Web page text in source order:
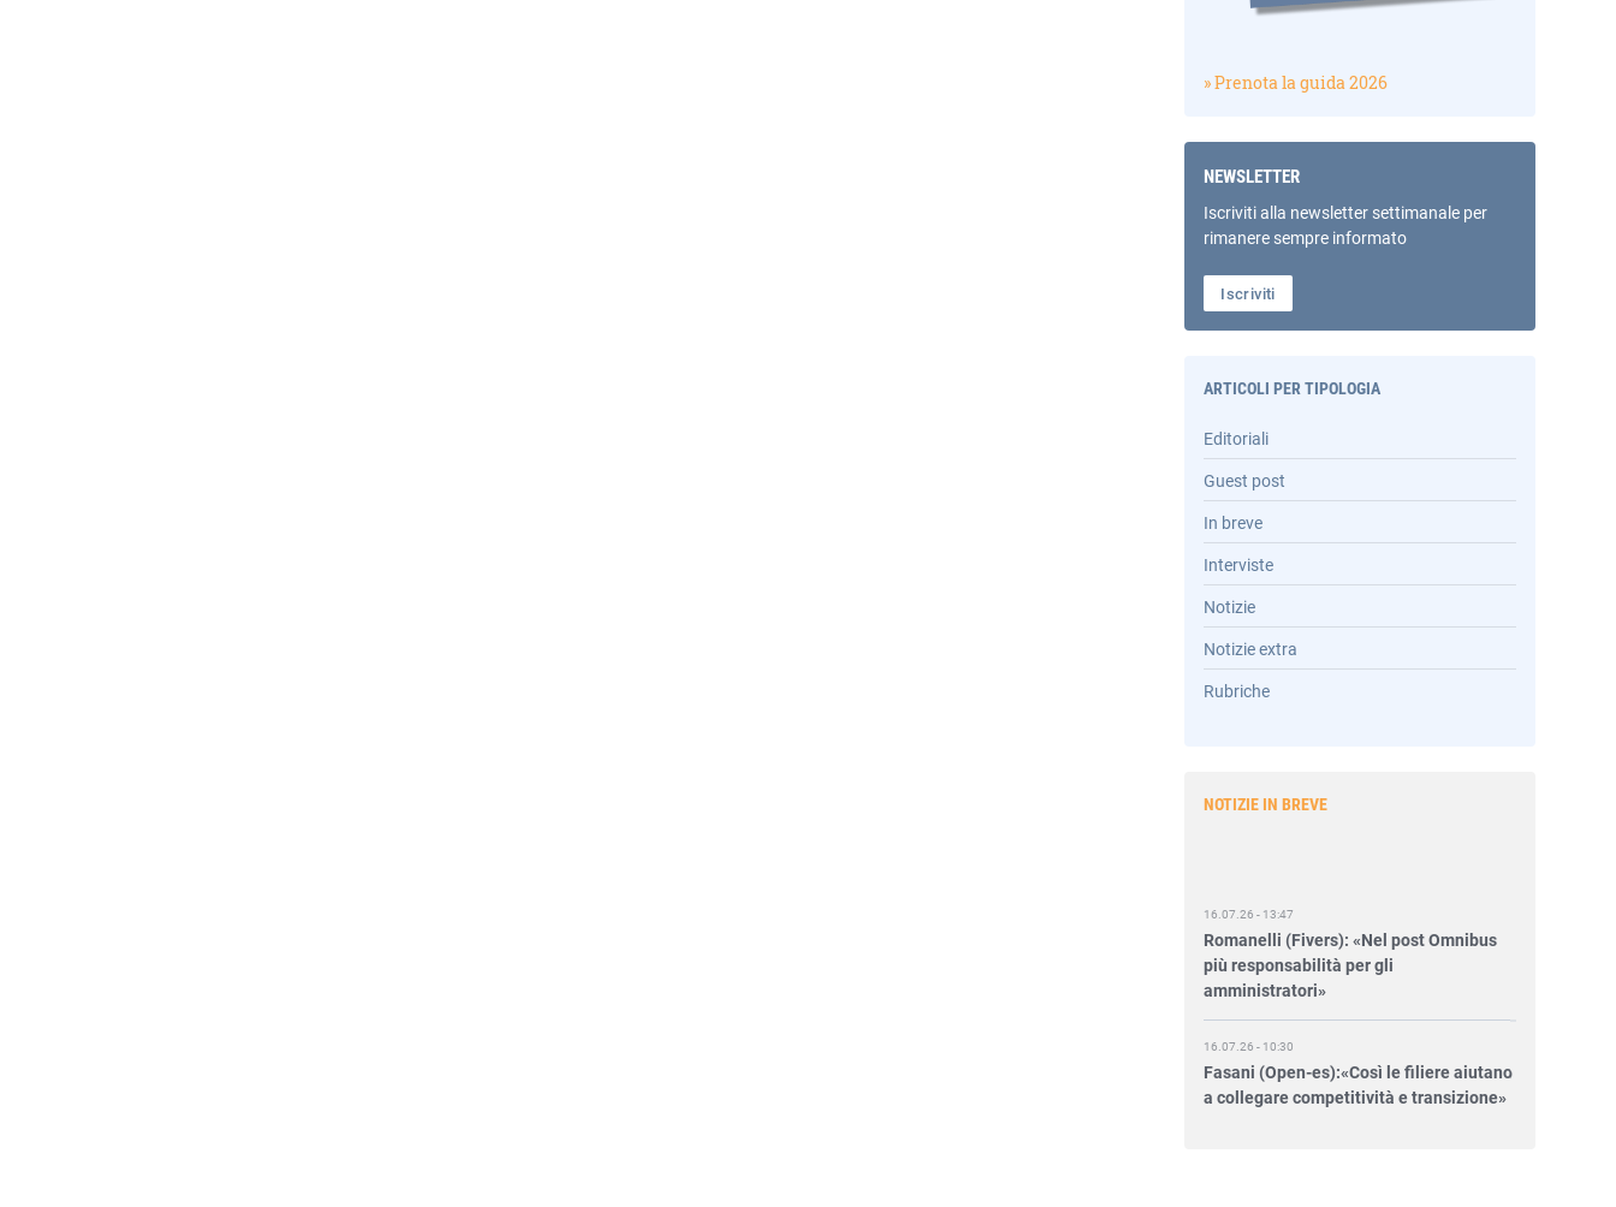
» Prenota la guida 2026
NEWSLETTER
Iscriviti alla newsletter settimanale per
rimanere sempre informato
Iscriviti
ARTICOLI PER TIPOLOGIA
Editoriali
Guest post
In breve
Interviste
Notizie
Notizie extra
Rubriche
NOTIZIE IN BREVE
Romanelli (Fivers): «Nel post Omnibus
più responsabilità per gli
amministratori»
Fasani (Open-es):«Così le filiere aiutano
a collegare competitività e transizione»